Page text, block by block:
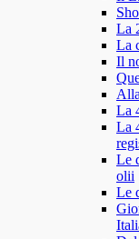
La
La
Il
La
La
Le
olii
Le